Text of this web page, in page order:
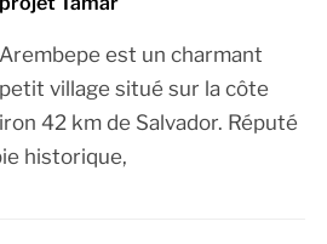
Arembepe est un charmant
petit village situé sur la côte
42 km de Salvador. Réputé
historique,